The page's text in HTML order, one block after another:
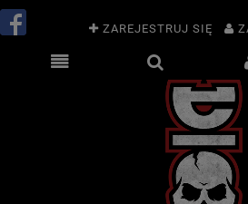
ZAREJESTRUJ SIĘ